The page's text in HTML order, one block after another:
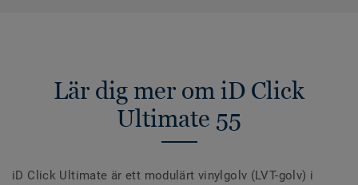
Lär dig mer om iD Click
Ultimate 55
iD Click Ultimate är ett modulärt vinylgolv (LVT-golv) i